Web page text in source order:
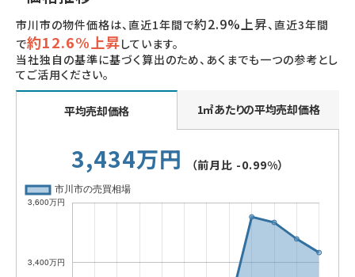
市川市の物件価格は、直近1年間で約2.9%上昇、直近3年間
で約12.6%上昇しています。
当社独自の基準に基づく算出のため、あくまでも一つの参考とし
てご活用ください。
平均売却価格 1㎡あたりの平均売却価格
3,434万円 （前月比 -0.99%）